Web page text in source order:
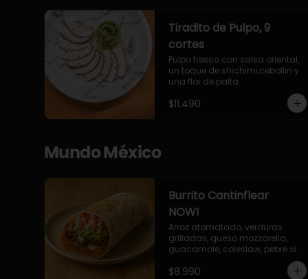
Tiradito de Pulpo, 9
cortes
Pulpo fresco con salsa oriental,
un toque de shichimi,cebollin y
una flor de palta.
$11.490
Mundo México
Burrito Cantinflear
NOW!
Arroz atomatado, verduras
grilladas, queso mozzarella,
guacamole, coleslaw, pebre sin
$8.990